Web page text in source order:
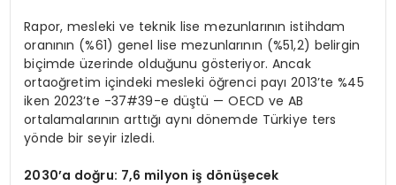
Rapor, mesleki ve teknik lise mezunlarının istihdam
oranının (%61) genel lise mezunlarının (%51,2) belirgin
biçimde üzerinde olduğunu gösteriyor. Ancak
ortaoğretim içindeki mesleki öğrenci payı 2013’te %45
iken 2023’te -37#39-e düştü — OECD ve AB
ortalamalarının arttığı aynı dönemde Türkiye ters
yönde bir seyir izledi.
2030’a doğru: 7,6 milyon iş dönüşecek